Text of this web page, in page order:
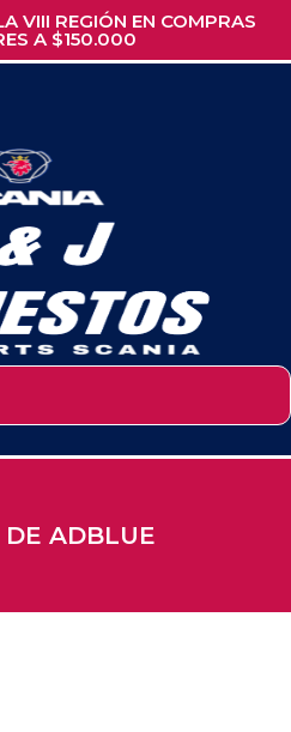
VIII REGIÓN EN COMPRAS
A $150.000
ADBLUE